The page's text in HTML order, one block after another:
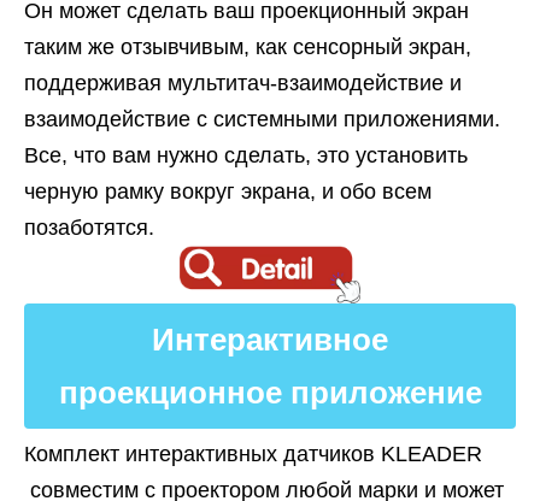
Он может сделать ваш проекционный экран
таким же отзывчивым, как сенсорный экран,
поддерживая мультитач-взаимодействие и
взаимодействие с системными приложениями.
Все, что вам нужно сделать, это установить
черную рамку вокруг экрана, и обо всем
позаботятся.
Интерактивное
проекционное приложение
Комплект интерактивных датчиков KLEADER
совместим с проектором любой марки и может